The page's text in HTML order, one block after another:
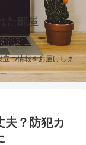
た部屋
立つ情報をお届けしま
夫？防犯カ